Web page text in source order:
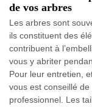
de vos arbres
Les arbres sont
ils constituent des
contribuent à
vous y abriter
Pour leur entretien,
vous est conseillé
professionnel. Les